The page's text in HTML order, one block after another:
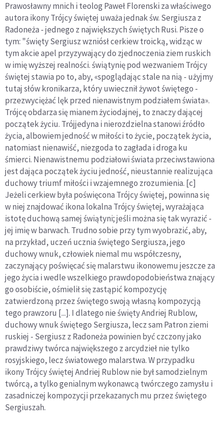
Prawosławny mnich i teolog Paweł Florenski za właściwego
autora ikony Trójcy świętej uważa jednak św. Sergiusza z
Radoneża - jednego z największych świętych Rusi. Pisze o
tym: "święty Sergiusz wzniósł cerkiew troicką, widząc w
tym akcie apel przyzywający do zjednoczenia ziem ruskich
w imię wyższej realności. świątynię pod wezwaniem Trójcy
świętej stawia po to, aby, «spoglądając stale na nią - użyjmy
tutaj słów kronikarza, który uwiecznił żywot świętego -
przezwyciężać lęk przed nienawistnym podziałem świata».
Trójcę obdarza się mianem życiodajnej, to znaczy dającej
początek życiu. Trójjedyna i nierozdzielna stanowi źródło
życia, albowiem jedność w miłości to życie, początek życia,
natomiast nienawiść, niezgoda to zagłada i droga ku
śmierci. Nienawistnemu podziałowi świata przeciwstawiona
jest dająca początek życiu jedność, nieustannie realizująca
duchowy triumf miłości i wzajemnego zrozumienia. [c]
Jeżeli cerkiew była poświęcona Trójcy świętej, powinna się
w niej znajdować ikona lokalna Trójcy świętej, wyrażająca
istotę duchową samej świątyni; jeśli można się tak wyrazić -
jej imię w barwach. Trudno sobie przy tym wyobrazić, aby,
na przykład, uczeń ucznia świętego Sergiusza, jego
duchowy wnuk, człowiek niemal mu współczesny,
zaczynający poświęcać się malarstwu ikonowemu jeszcze za
jego życia i wedle wszelkiego prawdopodobieństwa znający
go osobiście, ośmielił się zastąpić kompozycję
zatwierdzoną przez świętego swoją własną kompozycją
tego prawzoru [...]. I dlatego nie święty Andriej Rublow,
duchowy wnuk świętego Sergiusza, lecz sam Patron ziemi
ruskiej - Sergiusz z Radoneża powinien być czczony jako
prawdziwy twórca największego z arcydzieł nie tylko
rosyjskiego, lecz światowego malarstwa. W przypadku
ikony Trójcy świętej Andriej Rublow nie był samodzielnym
twórcą, a tylko genialnym wykonawcą twórczego zamysłu i
zasadniczej kompozycji przekazanych mu przez świętego
Sergiuszah.